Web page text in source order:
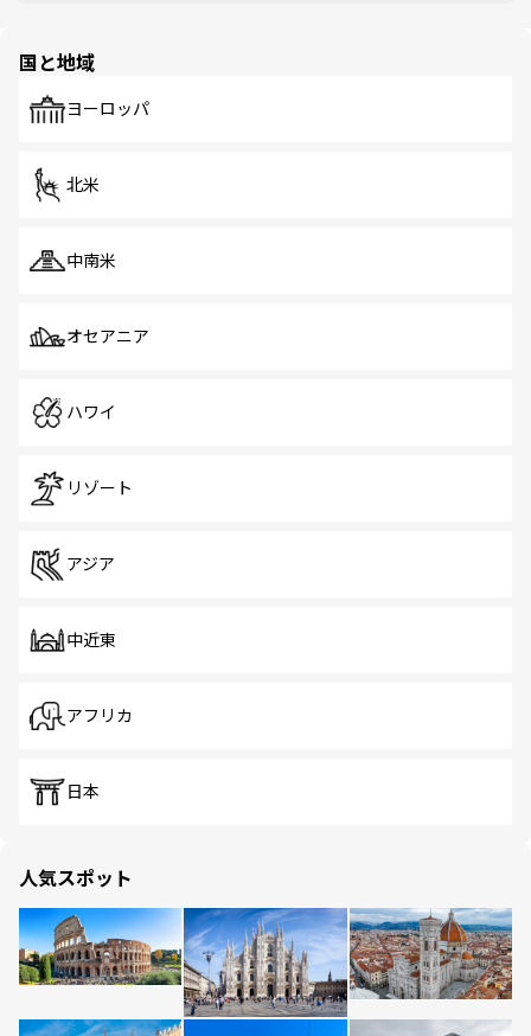
で、ホーカーズは地元の風情を楽しめる外せないスポット
国と地域
ヨーロッパ
北米
中南米
オセアニア
ハワイ
リゾート
アジア
中近東
アフリカ
日本
人気スポット